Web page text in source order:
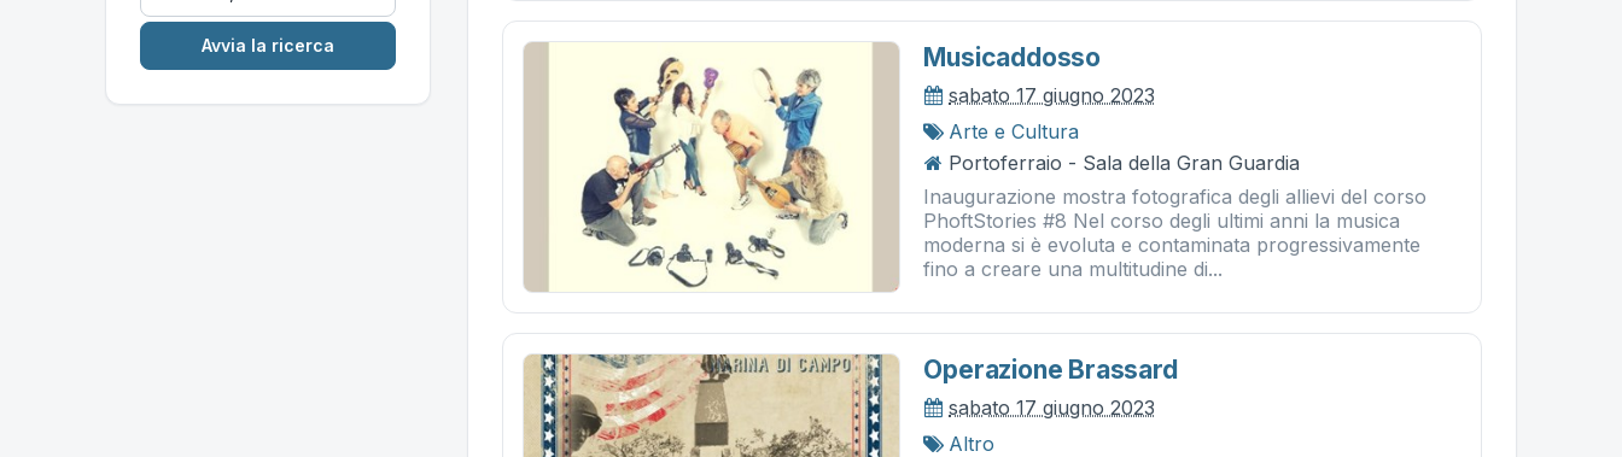
Musicaddosso
sabato 17 giugno 2023
Arte e Cultura
Portoferraio - Sala della Gran Guardia
Inaugurazione mostra fotografica degli allievi del corso
PhoftStories #8 Nel corso degli ultimi anni la musica
moderna si è evoluta e contaminata progressivamente
fino a creare una multitudine di...
Operazione Brassard
sabato 17 giugno 2023
Altro